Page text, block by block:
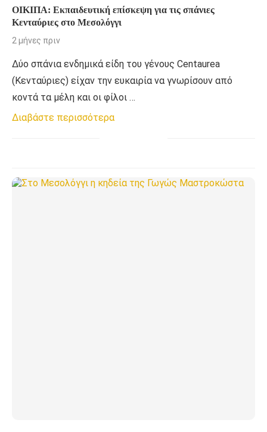
ΟΙΚΙΠΑ: Εκπαιδευτική επίσκεψη για τις σπάνιες
Κενταύριες στο Μεσολόγγι
2 μήνες πριν
Δύο σπάνια ενδημικά είδη του γένους Centaurea
(Κενταύριες) είχαν την ευκαιρία να γνωρίσουν από
κοντά τα μέλη και οι φίλοι …
Διαβάστε περισσότερα